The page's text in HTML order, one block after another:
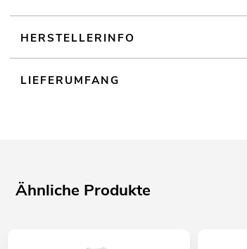
HERSTELLERINFO
LIEFERUMFANG
Ähnliche Produkte